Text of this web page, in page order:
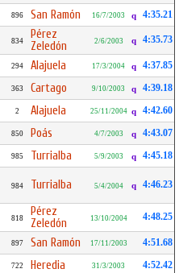
896 San Ramón 16/7/2003 q 4:35.21
834
Pérez
Zeledón
2/6/2003 q 4:35.73
294 Alajuela 17/3/2004 q 4:37.85
363 Cartago 9/10/2003 q 4:39.18
2 Alajuela 25/11/2004 q 4:42.60
850 Poás 4/7/2003 q 4:43.07
985 Turrialba 5/9/2003 q 4:45.18
984 Turrialba 5/4/2004 q 4:46.23
818
Pérez
Zeledón
13/10/2004 4:48.25
897 San Ramón 17/11/2003 4:51.68
722 Heredia 31/3/2003 4:52.42